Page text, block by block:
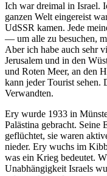
Ich war dreimal in Israel.
ganzen Welt eingereist
UdSSR kamen. Jede
— um alle zu besuchen,
Aber ich habe auch sehr
Jerusalem und in den
und Roten Meer, an den
kann jeder Tourist sehen.
Verwandten.
Ery wurde 1933 in
Palästina gebracht. Seine
geflüchtet, sie waren
nieder. Ery wuchs im
was ein Krieg bedeutet.
Unabhängigkeit Israels